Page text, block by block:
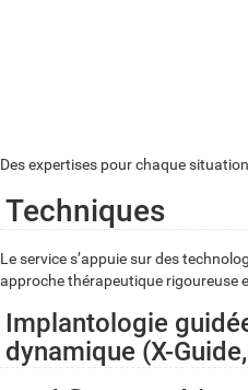
Des expertises pour chaque situation
Techniques
Le service s’appuie sur des
approche thérapeutique rigoureuse
Implantologie
dynamique (X-